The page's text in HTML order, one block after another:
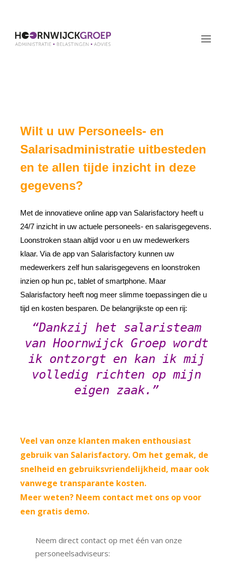
Wilt u uw Personeels- en
Salarisadministratie uitbesteden
en te allen tijde inzicht in deze
gegevens?
Met de innovatieve online app van Salarisfactory heeft u
24/7 inzicht in uw actuele personeels- en salarisgegevens.
Loonstroken staan altijd voor u en uw medewerkers
klaar. Via de app van Salarisfactory kunnen uw
medewerkers zelf hun salarisgegevens en loonstroken
inzien op hun pc, tablet of smartphone. Maar
Salarisfactory heeft nog meer slimme toepassingen die u
tijd en kosten besparen. De belangrijkste op een rij:
“Dankzij het salaristeam
van Hoornwijck Groep wordt
ik ontzorgt en kan ik mij
volledig richten op mijn
eigen zaak.”
Veel van onze klanten maken enthousiast
gebruik van Salarisfactory. Om het gemak, de
snelheid en gebruiksvriendelijkheid, maar ook
vanwege transparante kosten.
Meer weten? Neem contact met ons op voor
een gratis demo.
Neem direct contact op met één van onze
personeelsadviseurs: